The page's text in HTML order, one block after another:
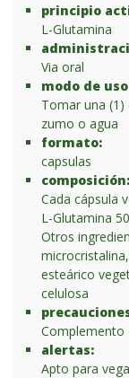
principio
L-Glutamina
Via oral
modo de
Tomar una (1)
zumo o agua
formato:
capsulas
composición:
Cada cápsula
L-Glutamina
Otros
esteárico
celulosa
Complemento
alertas:
Apto para